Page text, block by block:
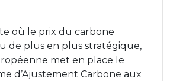
où le prix du carbone
de plus en plus stratégique,
met en place le
d’Ajustement Carbone aux